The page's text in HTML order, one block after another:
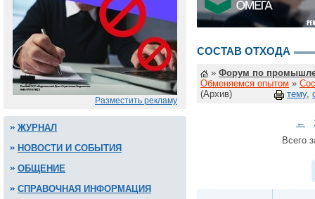
Разместить рекламу
ЖУРНАЛ
НОВОСТИ И СОБЫТИЯ
ОБЩЕНИЕ
СПРАВОЧНАЯ ИНФОРМАЦИЯ
СОСТАВ ОТХОДА
» Форум по
Обменяемся опытом »
(Архив)
тему,
←
Всего